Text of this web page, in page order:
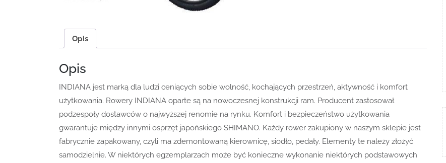
Opis
Opis
INDIANA jest marką dla ludzi ceniących sobie wolność, kochających przestrzeń, aktywność i komfort
użytkowania. Rowery INDIANA oparte są na nowoczesnej konstrukcji ram. Producent zastosował
podzespoły dostawców o najwyższej renomie na rynku. Komfort i bezpieczeństwo użytkowania
gwarantuje między innymi osprzęt japońskiego SHIMANO. Każdy rower zakupiony w naszym sklepie jest
fabrycznie zapakowany, czyli ma zdemontowaną kierownicę, siodło, pedały. Elementy te należy złożyć
samodzielnie. W niektórych egzemplarzach może być konieczne wykonanie niektórych podstawowych